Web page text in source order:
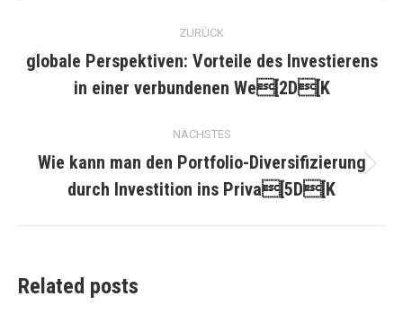
Kommentarnavigation
ZURÜCK
Beitrag:
globale Perspektiven: Vorteile des Investierens
in einer verbundenen We[2D[K
NÄCHSTES
Beitrag:
Wie kann man den Portfolio-Diversifizierung
durch Investition ins Priva[5D[K
Related posts